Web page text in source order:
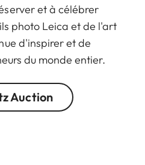
et à célébrer
photo Leica et de l'art
d'inspirer et de
du monde entier.
Auction